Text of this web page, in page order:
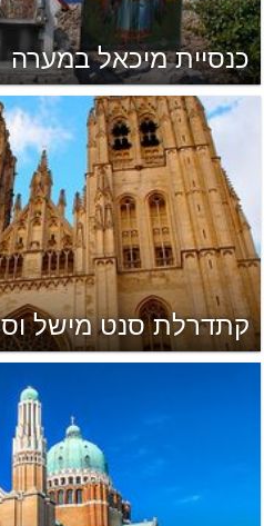
כנסיית מיכאל במערה
קתדרלת סנט מישל